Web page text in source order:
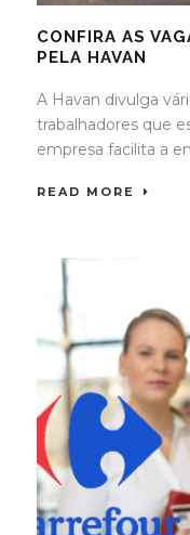
CONFIRA AS
PELA HAVAN
A Havan divulga
trabalhadores que
empresa facilita a
READ MORE